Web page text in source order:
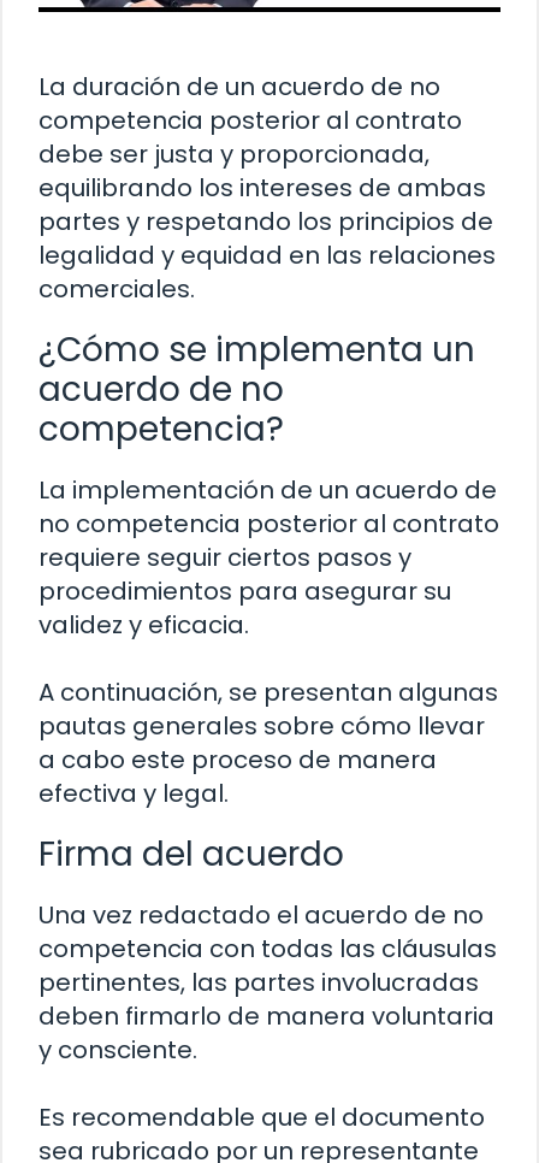
La duración de un acuerdo de no
competencia posterior al contrato
debe ser justa y proporcionada,
equilibrando los intereses de ambas
partes y respetando los principios de
legalidad y equidad en las relaciones
comerciales.
¿Cómo se implementa un
acuerdo de no
competencia?
La implementación de un acuerdo de
no competencia posterior al contrato
requiere seguir ciertos pasos y
procedimientos para asegurar su
validez y eficacia.
A continuación, se presentan algunas
pautas generales sobre cómo llevar
a cabo este proceso de manera
efectiva y legal.
Firma del acuerdo
Una vez redactado el acuerdo de no
competencia con todas las cláusulas
pertinentes, las partes involucradas
deben firmarlo de manera voluntaria
y consciente.
Es recomendable que el documento
sea rubricado por un representante